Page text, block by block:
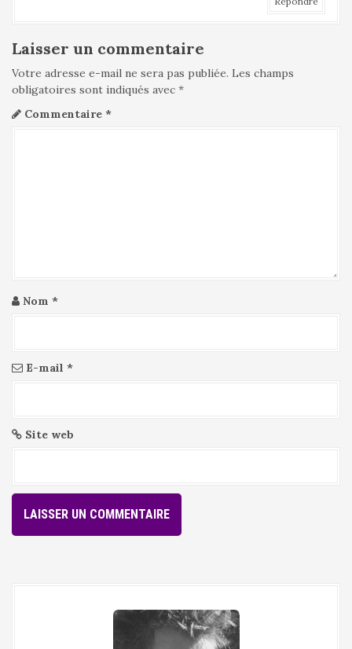
e
Laisser un commentaire
Votre adresse e-mail ne sera pas publiée. Les champs
obligatoires sont indiqués avec *
Commentaire *
Nom *
E-mail *
Site web